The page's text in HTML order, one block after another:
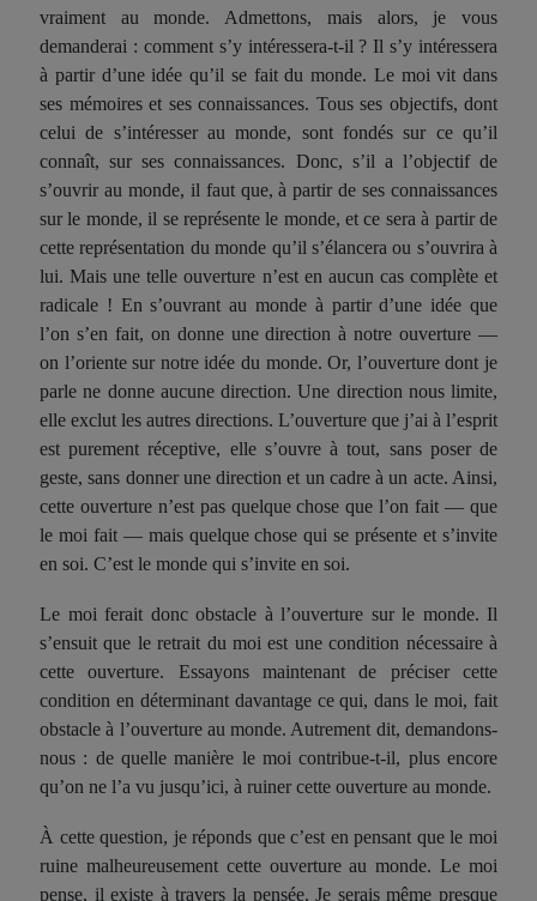
vraiment au monde. Admettons, mais alors, je vous
demanderai : comment s’y intéressera-t-il ? Il s’y intéressera
à partir d’une idée qu’il se fait du monde. Le moi vit dans
ses mémoires et ses connaissances. Tous ses objectifs, dont
celui de s’intéresser au monde, sont fondés sur ce qu’il
connaît, sur ses connaissances. Donc, s’il a l’objectif de
s’ouvrir au monde, il faut que, à partir de ses connaissances
sur le monde, il se représente le monde, et ce sera à partir de
cette représentation du monde qu’il s’élancera ou s’ouvrira à
lui. Mais une telle ouverture n’est en aucun cas complète et
radicale ! En s’ouvrant au monde à partir d’une idée que
l’on s’en fait, on donne une direction à notre ouverture —
on l’oriente sur notre idée du monde. Or, l’ouverture dont je
parle ne donne aucune direction. Une direction nous limite,
elle exclut les autres directions. L’ouverture que j’ai à l’esprit
est purement réceptive, elle s’ouvre à tout, sans poser de
geste, sans donner une direction et un cadre à un acte. Ainsi,
cette ouverture n’est pas quelque chose que l’on fait — que
le moi fait — mais quelque chose qui se présente et s’invite
en soi. C’est le monde qui s’invite en soi.
Le moi ferait donc obstacle à l’ouverture sur le monde. Il
s’ensuit que le retrait du moi est une condition nécessaire à
cette ouverture. Essayons maintenant de préciser cette
condition en déterminant davantage ce qui, dans le moi, fait
obstacle à l’ouverture au monde. Autrement dit, demandons-
nous : de quelle manière le moi contribue-t-il, plus encore
qu’on ne l’a vu jusqu’ici, à ruiner cette ouverture au monde.
À cette question, je réponds que c’est en pensant que le moi
ruine malheureusement cette ouverture au monde. Le moi
pense, il existe à travers la pensée. Je serais même presque